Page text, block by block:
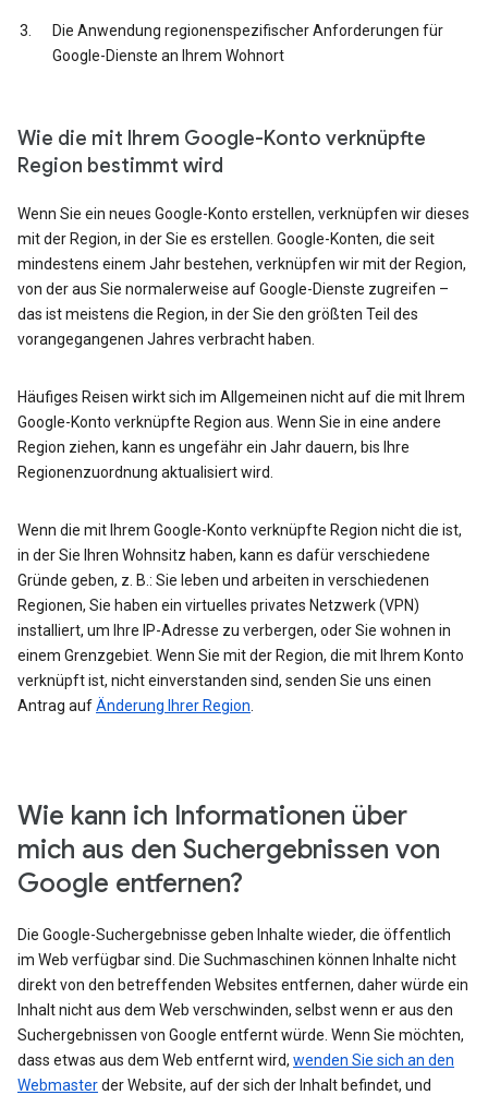
Die Anwendung regionenspezifischer Anforderungen für
Google-Dienste an Ihrem Wohnort
Wie die mit Ihrem Google-Konto verknüpfte
Region bestimmt wird
Wenn Sie ein neues Google-Konto erstellen, verknüpfen wir dieses
mit der Region, in der Sie es erstellen. Google-Konten, die seit
mindestens einem Jahr bestehen, verknüpfen wir mit der Region,
von der aus Sie normalerweise auf Google-Dienste zugreifen –
das ist meistens die Region, in der Sie den größten Teil des
vorangegangenen Jahres verbracht haben.
Häufiges Reisen wirkt sich im Allgemeinen nicht auf die mit Ihrem
Google-Konto verknüpfte Region aus. Wenn Sie in eine andere
Region ziehen, kann es ungefähr ein Jahr dauern, bis Ihre
Regionenzuordnung aktualisiert wird.
Wenn die mit Ihrem Google-Konto verknüpfte Region nicht die ist,
in der Sie Ihren Wohnsitz haben, kann es dafür verschiedene
Gründe geben, z. B.: Sie leben und arbeiten in verschiedenen
Regionen, Sie haben ein virtuelles privates Netzwerk (VPN)
installiert, um Ihre IP-Adresse zu verbergen, oder Sie wohnen in
einem Grenzgebiet. Wenn Sie mit der Region, die mit Ihrem Konto
verknüpft ist, nicht einverstanden sind, senden Sie uns einen
Antrag aufÄnderung Ihrer Region
Wie kann ich Informationen über
mich aus den Suchergebnissen von
Google entfernen?
Die Google-Suchergebnisse geben Inhalte wieder, die öffentlich
im Web verfügbar sind. Die Suchmaschinen können Inhalte nicht
direkt von den betreffenden Websites entfernen, daher würde ein
Inhalt nicht aus dem Web verschwinden, selbst wenn er aus den
Suchergebnissen von Google entfernt würde. Wenn Sie möchten,
dass etwas aus dem Web entfernt wird, wenden Sie sich an den
Webmasterder Website, auf der sich der Inhalt befindet, und